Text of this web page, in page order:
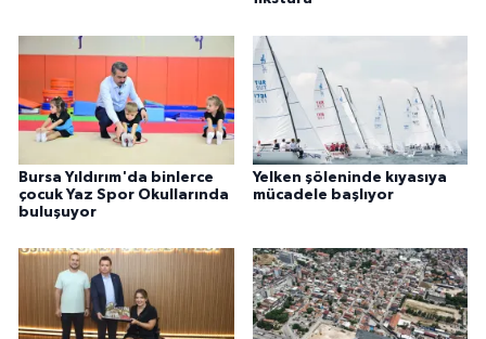
Bursa Yıldırım'da binlerce
çocuk Yaz Spor Okullarında
buluşuyor
Yelken şöleninde kıyasıya
mücadele başlıyor